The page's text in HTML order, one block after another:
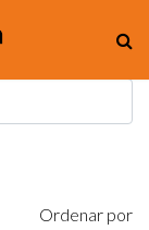
Ordenar por